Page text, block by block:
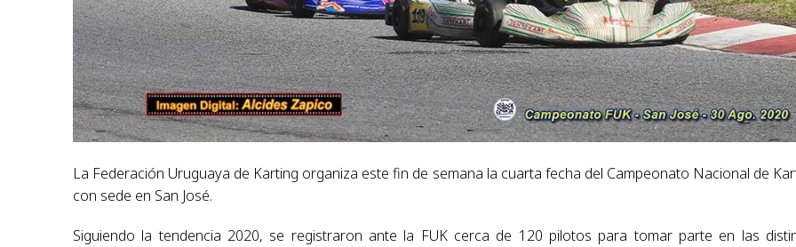
La Federación Uruguaya de Karting organiza este fin de semana la cuarta fecha del Campeonato Nacional de
con sede en San José.
Siguiendo la tendencia 2020, se registraron ante la FUK cerca de 120 pilotos para tomar parte en las